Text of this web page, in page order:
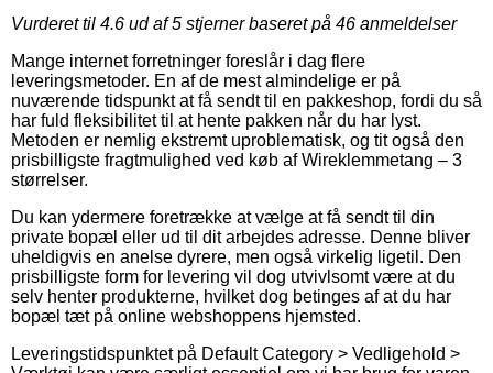
Vurderet til 4.6 ud af 5 stjerner baseret på 46 anmeldelser
Mange internet forretninger foreslår i dag flere
leveringsmetoder. En af de mest almindelige er på
nuværende tidspunkt at få sendt til en pakkeshop, fordi du så
har fuld fleksibilitet til at hente pakken når du har lyst.
Metoden er nemlig ekstremt uproblematisk, og tit også den
prisbilligste fragtmulighed ved køb af Wireklemmetang – 3
størrelser.
Du kan ydermere foretrække at vælge at få sendt til din
private bopæl eller ud til dit arbejdes adresse. Denne bliver
uheldigvis en anelse dyrere, men også virkelig ligetil. Den
prisbilligste form for levering vil dog utvivlsomt være at du
selv henter produkterne, hvilket dog betinges af at du har
bopæl tæt på online webshoppens hjemsted.
Leveringstidspunktet på Default Category > Vedligehold >